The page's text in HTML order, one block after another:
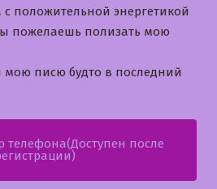
положительной энергетикой
пожелаешь полизать мою
писю будто в последний
телефона(Доступен после